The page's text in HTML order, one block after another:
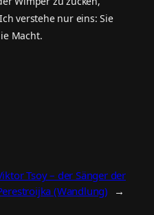
verstehe nur eins: Sie
Macht.
Tsoy – der Sänger der
(Wandlung)
→